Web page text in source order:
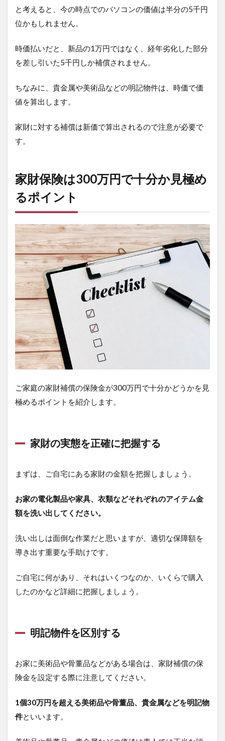
と考えると、今の時点でのパソコンの価値は半分の5千円
位かもしれません。
時価払いだと、新品の1万円ではなく、経年劣化した部分
を差し引いた5千円しか補償されません。
ちなみに、貴金属や美術品などの明記物件は、時価で価
値を算出します。
家財に対する補償は新価で算出されるので注意が必要で
す。
家財保険は300万円で十分か見極め
るポイント
ご家庭の家財補償の保険金が300万円で十分かどうかを見
極めるポイントを紹介します。
家財の実態を正確に把握する
まずは、ご自宅にある家財の金額を把握しましょう。
お家の電化製品や家具、衣類などそれぞれのアイテム金
額を洗い出してください。
洗い出しは面倒な作業だと思いますが、適切な保障額を
導き出す重要な手助けです。
ご自宅に何があり、それはいくつなのか、いくらで購入
したのかなど詳細に把握しましょう。
明記物件を区別する
お家に美術品や骨董品などがある場合は、家財補償の保
険金を設定する際に注意してください。
1個30万円を超える美術品や骨董品、貴金属などを明記物
件といいます。